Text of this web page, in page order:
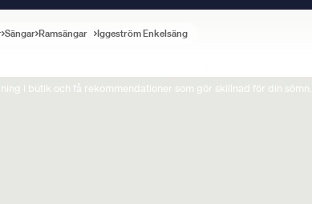
i butik och få rekommendationer som gör skillnad för din sömn.
Sängar Ramsängar Iggeström Enkelsäng